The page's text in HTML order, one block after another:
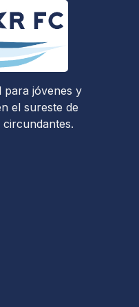
para jóvenes y
el sureste de